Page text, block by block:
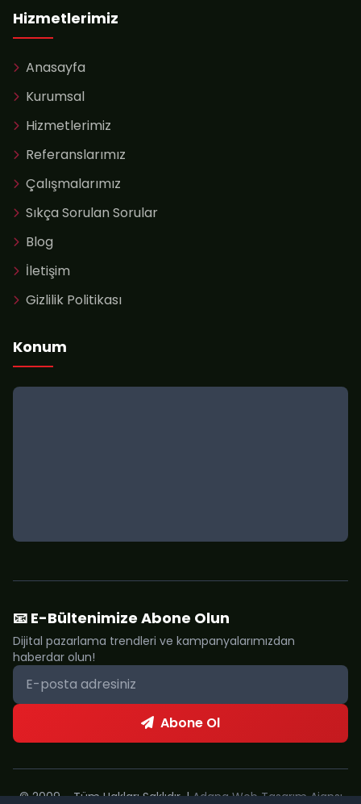
Hizmetlerimiz
Anasayfa
Kurumsal
Hizmetlerimiz
Referanslarımız
Çalışmalarımız
Sıkça Sorulan Sorular
Blog
İletişim
Gizlilik Politikası
Konum
📧 E-Bültenimize Abone Olun
Dijital pazarlama trendleri ve kampanyalarımızdan
haberdar olun!
Abone Ol
© 2009 - Tüm Hakları Saklıdır. |Adana Web Tasarım Ajansı